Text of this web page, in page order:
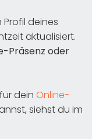
deines
aktualisiert.
Präsenz oder
dein Online-
siehst du im